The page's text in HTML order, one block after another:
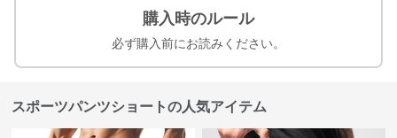
購入時のルール
必ず購入前にお読みください。
スポーツパンツショートの人気アイテム